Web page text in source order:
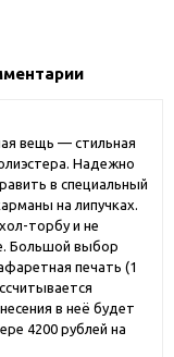
вещь — стильная
Надежно
в специальный
на липучках.
торбу и не
Большой выбор
печать (1
в неё будет
4200 рублей на